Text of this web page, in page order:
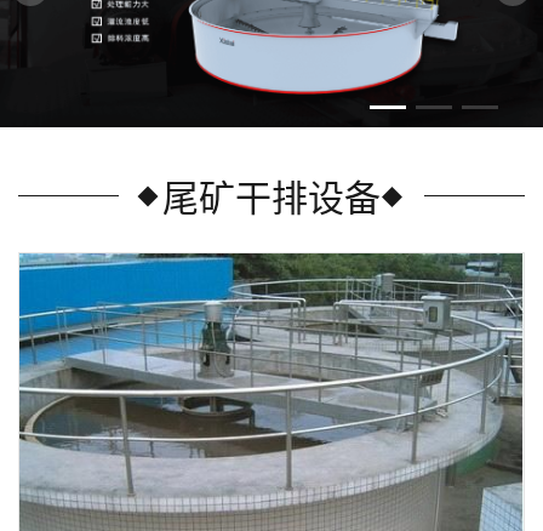
尾矿干排设备